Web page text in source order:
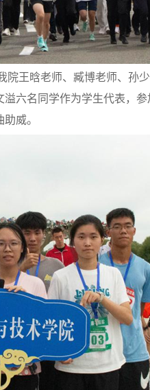
院王晗老师、臧博老师、孙
六名同学作为学生代表，参
威。